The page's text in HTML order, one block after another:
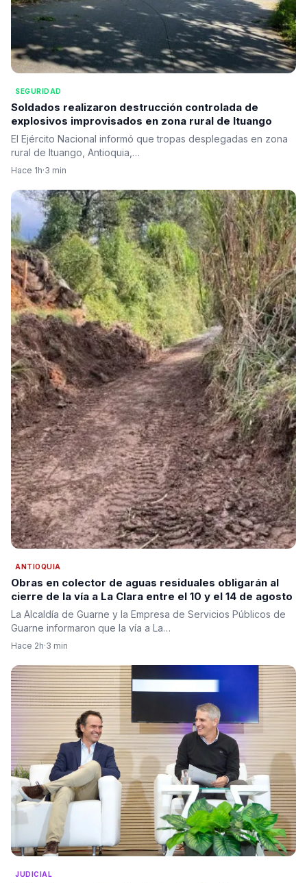
SEGURIDAD
Soldados realizaron destrucción controlada de
explosivos improvisados en zona rural de Ituango
El Ejército Nacional informó que tropas desplegadas en zona
rural de Ituango, Antioquia,…
Hace 1h·3 min
ANTIOQUIA
Obras en colector de aguas residuales obligarán al
cierre de la vía a La Clara entre el 10 y el 14 de agosto
La Alcaldía de Guarne y la Empresa de Servicios Públicos de
Guarne informaron que la vía a La…
Hace 2h·3 min
JUDICIAL